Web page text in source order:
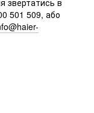
звертатись в
501 509, або